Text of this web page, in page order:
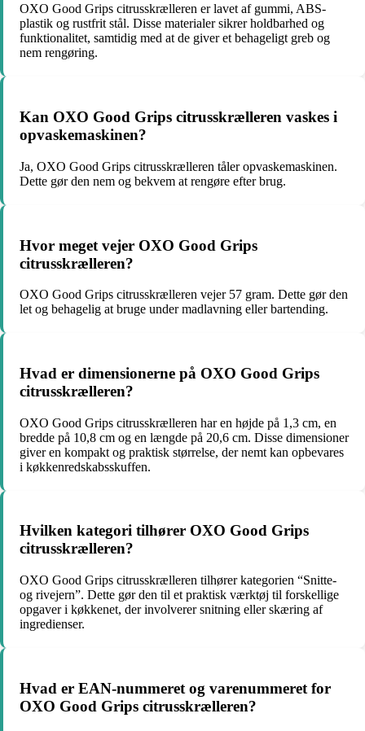
OXO Good Grips citrusskrælleren er lavet af gummi, ABS-
plastik og rustfrit stål. Disse materialer sikrer holdbarhed og
funktionalitet, samtidig med at de giver et behageligt greb og
nem rengøring.
Kan OXO Good Grips citrusskrælleren vaskes i
opvaskemaskinen?
Ja, OXO Good Grips citrusskrælleren tåler opvaskemaskinen.
Dette gør den nem og bekvem at rengøre efter brug.
Hvor meget vejer OXO Good Grips
citrusskrælleren?
OXO Good Grips citrusskrælleren vejer 57 gram. Dette gør den
let og behagelig at bruge under madlavning eller bartending.
Hvad er dimensionerne på OXO Good Grips
citrusskrælleren?
OXO Good Grips citrusskrælleren har en højde på 1,3 cm, en
bredde på 10,8 cm og en længde på 20,6 cm. Disse dimensioner
giver en kompakt og praktisk størrelse, der nemt kan opbevares
i køkkenredskabsskuffen.
Hvilken kategori tilhører OXO Good Grips
citrusskrælleren?
OXO Good Grips citrusskrælleren tilhører kategorien “Snitte-
og rivejern”. Dette gør den til et praktisk værktøj til forskellige
opgaver i køkkenet, der involverer snitning eller skæring af
ingredienser.
Hvad er EAN-nummeret og varenummeret for
OXO Good Grips citrusskrælleren?